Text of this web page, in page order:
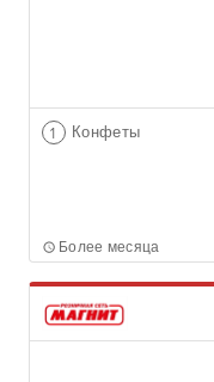
1 Конфеты
Более месяца